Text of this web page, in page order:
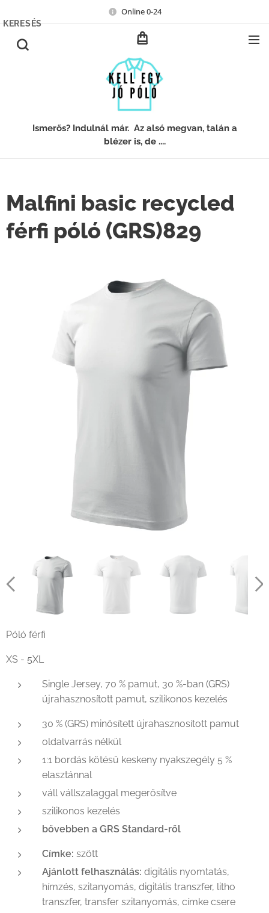
Online 0-24
Ismerős? Indulnál már. Az alsó megvan, talán a
blézer is, de ....
KERESÉS
Malfini basic recycled
férfi póló (GRS)829
Póló férfi
XS - 5XL
Single Jersey, 70 % pamut, 30 %-ban (GRS)
újrahasznosított pamut, szilikonos kezelés
30 % (GRS) minősített újrahasznosított pamut
oldalvarrás nélkül
1:1 bordás kötésű keskeny nyakszegély 5 %
elasztánnal
váll vállszalaggal megerősítve
szilikonos kezelés
bővebben a GRS Standard-ről
Címke: szött
Ajánlott felhasználás: digitális nyomtatás,
hímzés, szitanyomás, digitális transzfer, litho
transzfer, transfer szitanyomás, címke csere